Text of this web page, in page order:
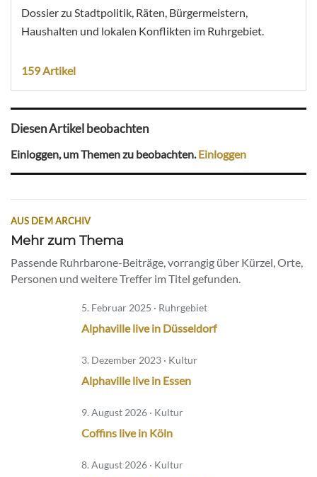
Dossier zu Stadtpolitik, Räten, Bürgermeistern,
Haushalten und lokalen Konflikten im Ruhrgebiet.
159 Artikel
Diesen Artikel beobachten
Einloggen, um Themen zu beobachten. Einloggen
AUS DEM ARCHIV
Mehr zum Thema
Passende Ruhrbarone-Beiträge, vorrangig über Kürzel, Orte,
Personen und weitere Treffer im Titel gefunden.
5. Februar 2025 · Ruhrgebiet
Alphaville live in Düsseldorf
3. Dezember 2023 · Kultur
Alphaville live in Essen
9. August 2026 · Kultur
Coffins live in Köln
8. August 2026 · Kultur